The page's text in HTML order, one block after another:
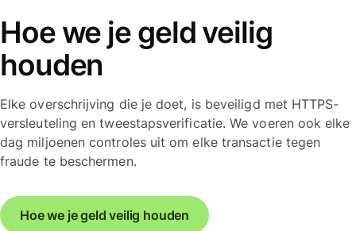
Hoe we je geld veilig
houden
Elke overschrijving die je doet, is beveiligd met HTTPS-
versleuteling en tweestapsverificatie. We voeren ook elke
dag miljoenen controles uit om elke transactie tegen
fraude te beschermen.
Hoe we je geld veilig houden